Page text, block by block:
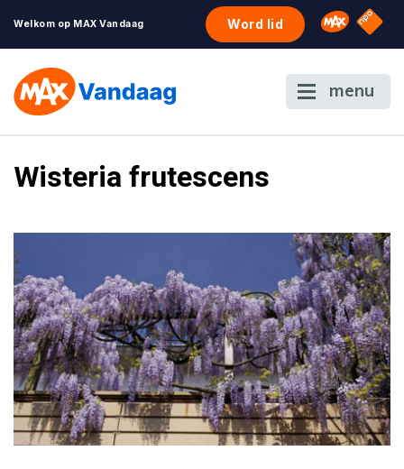
Welkom op MAX Vandaag Word lid Omroep
NPO
menu
Wisteria frutescens